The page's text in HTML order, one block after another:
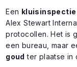
Een kluisinspectie
Alex Stewart
protocollen. Het is
een bureau, maar
goud ter plaatse in